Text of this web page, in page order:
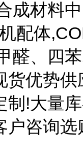
成材料
配体
醛、四
货优势供
制!大量
户咨询选